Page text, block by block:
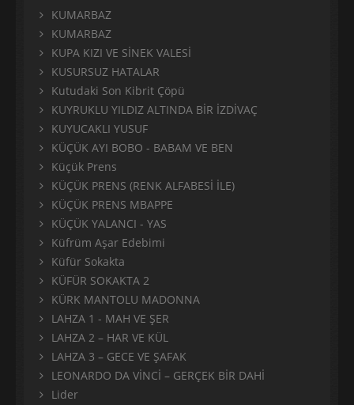
KUMARBAZ
KUMARBAZ
KUPA KIZI VE SİNEK VALESİ
KUSURSUZ HATALAR
Kutudaki Son Kibrit Çöpü
KUYRUKLU YILDIZ ALTINDA BİR İZDİVAÇ
KUYUCAKLI YUSUF
KÜÇÜK AYI BOBO - BABAM VE BEN
Küçük Prens
KÜÇÜK PRENS (RENK ALFABESİ İLE)
KÜÇÜK PRENS MBAPPE
KÜÇÜK YALANCI - YAS
Küfrüm Aşar Edebimi
Küfür Sokakta
KÜFÜR SOKAKTA 2
KÜRK MANTOLU MADONNA
LAHZA 1 - MAH VE ŞER
LAHZA 2 – HAR VE KÜL
LAHZA 3 – GECE VE ŞAFAK
LEONARDO DA VİNCİ – GERÇEK BİR DAHİ
Lider